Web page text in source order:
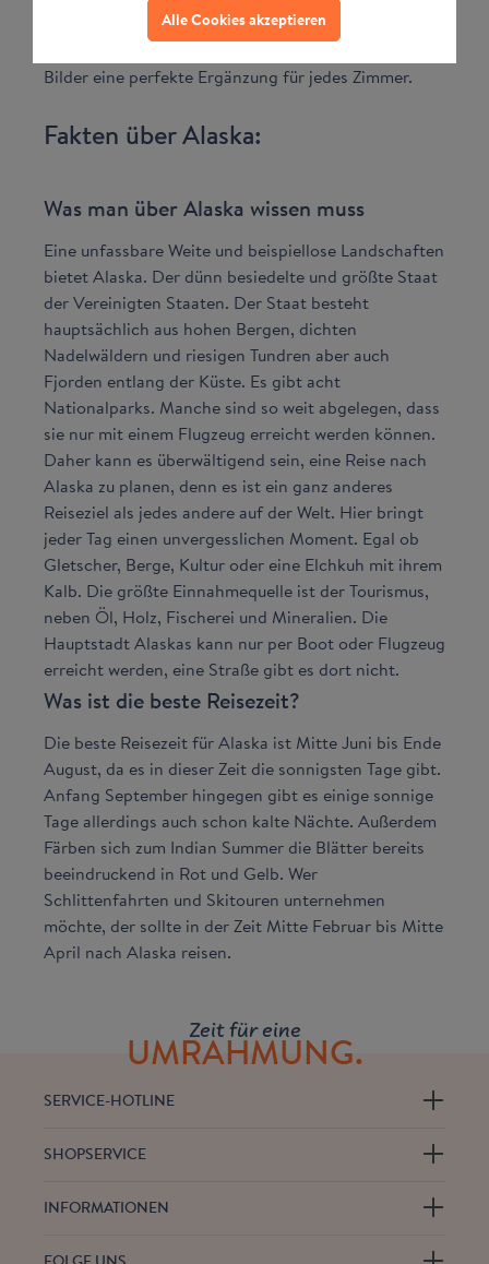
nochmals in Szene. Mit den beruhigenden Farben
und den atemberaubenden Aussichten sind diese
Bilder eine perfekte Ergänzung für jedes Zimmer.
Fakten über Alaska:
Was man über Alaska wissen muss
Eine unfassbare Weite und beispiellose Landschaften
bietet Alaska. Der dünn besiedelte und größte Staat
der Vereinigten Staaten. Der Staat besteht
hauptsächlich aus hohen Bergen, dichten
Nadelwäldern und riesigen Tundren aber auch
Fjorden entlang der Küste. Es gibt acht
Nationalparks. Manche sind so weit abgelegen, dass
sie nur mit einem Flugzeug erreicht werden können.
Daher kann es überwältigend sein, eine Reise nach
Alaska zu planen, denn es ist ein ganz anderes
Reiseziel als jedes andere auf der Welt. Hier bringt
jeder Tag einen unvergesslichen Moment. Egal ob
Gletscher, Berge, Kultur oder eine Elchkuh mit ihrem
Kalb. Die größte Einnahmequelle ist der Tourismus,
neben Öl, Holz, Fischerei und Mineralien. Die
Hauptstadt Alaskas kann nur per Boot oder Flugzeug
erreicht werden, eine Straße gibt es dort nicht.
Was ist die beste Reisezeit?
Die beste Reisezeit für Alaska ist Mitte Juni bis Ende
August, da es in dieser Zeit die sonnigsten Tage gibt.
Anfang September hingegen gibt es einige sonnige
Tage allerdings auch schon kalte Nächte. Außerdem
Färben sich zum Indian Summer die Blätter bereits
beeindruckend in Rot und Gelb. Wer
Schlittenfahrten und Skitouren unternehmen
möchte, der sollte in der Zeit Mitte Februar bis Mitte
April nach Alaska reisen.
Zeit für eine
UMRAHMUNG.
SERVICE-HOTLINE
SHOPSERVICE
INFORMATIONEN
Alle Cookies akzeptieren